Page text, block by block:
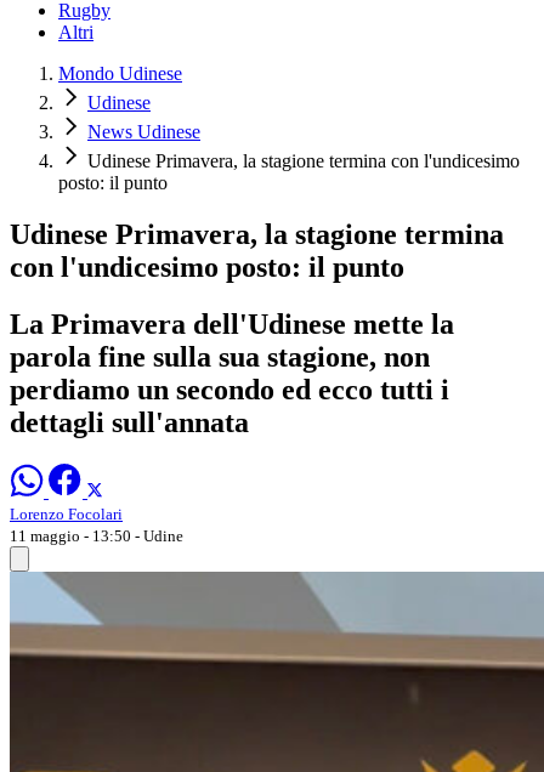
Rugby
Altri
Mondo Udinese
Udinese
News Udinese
Udinese Primavera, la stagione termina con l'undicesimo
posto: il punto
Udinese Primavera, la stagione termina
con l'undicesimo posto: il punto
La Primavera dell'Udinese mette la
parola fine sulla sua stagione, non
perdiamo un secondo ed ecco tutti i
dettagli sull'annata
Lorenzo Focolari
11 maggio - 13:50 - Udine